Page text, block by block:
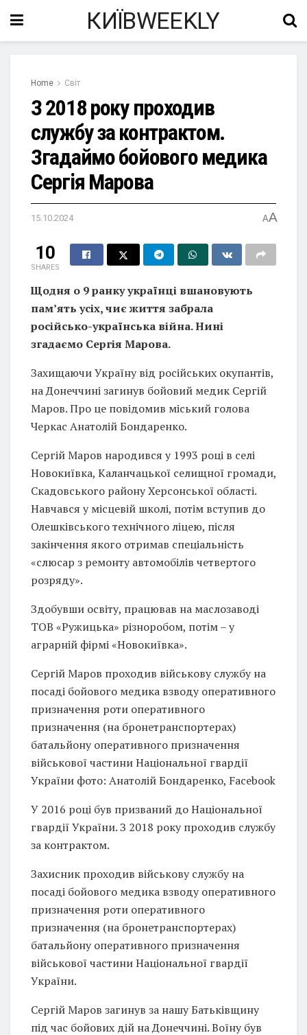
КИЇВWEEKLY
Home Світ
З 2018 року проходив
службу за контрактом.
Згадаймо бойового медика
Сергія Марова
15.10.2024 AA
10
SHARES
Щодня о 9 ранку українці вшановують
пам’ять усіх, чиє життя забрала
російсько-українська війна. Нині
згадаємо Сергія Марова.
Захищаючи Україну від російських окупантів,
на Донеччині загинув бойовий медик Сергій
Маров. Про це повідомив міський голова
Черкас Анатолій Бондаренко.
Сергій Маров народився у 1993 році в селі
Новокиївка, Каланчацької селищної громади,
Скадовського району Херсонської області.
Навчався у місцевій школі, потім вступив до
Олешківського технічного ліцею, після
закінчення якого отримав спеціальність
«слюсар з ремонту автомобілів четвертого
розряду».
Здобувши освіту, працював на маслозаводі
ТОВ «Ружицька» різноробом, потім – у
аграрній фірмі «Новокиївка».
Сергій Маров проходив військову службу на
посаді бойового медика взводу оперативного
призначення роти оперативного
призначення (на бронетранспортерах)
батальйону оперативного призначення
військової частини Національної гвардії
України фото: Анатолій Бондаренко, Facebook
У 2016 році був призваний до Національної
гвардії України. З 2018 року проходив службу
за контрактом.
Захисник проходив військову службу на
посаді бойового медика взводу оперативного
призначення роти оперативного
призначення (на бронетранспортерах)
батальйону оперативного призначення
військової частини Національної гвардії
України.
Сергій Маров загинув за нашу Батьківщину
під час бойових дій на Донеччині. Воїну був